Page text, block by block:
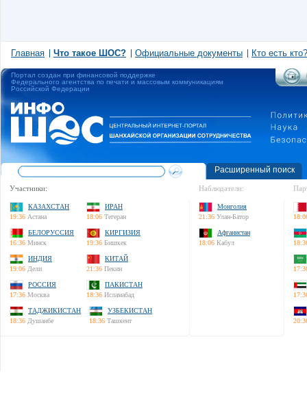
Главная Что такое ШОС? Официальные документы Кто есть кто?
Портал создан при финансовой поддержке
Федерального агентства по печати и массовым коммуникациям
Российской Федерации
Расширенный поиск
Участники:
КАЗАХСТАН
19:36 Астана
ИРАН
18:06 Тегеран
БЕЛОРУССИЯ
16:36 Минск
КИРГИЗИЯ
19:36 Бишкек
ИНДИЯ
19:06 Дели
КИТАЙ
21:36 Пекин
РОССИЯ
17:36 Москва
ПАКИСТАН
18:36 Исламабад
ТАДЖИКИСТАН
18:36 Душанбе
УЗБЕКИСТАН
18:36 Ташкент
Наблюдатели:
Монголия
21:36 Улан-Батор
Афганистан
18:06 Кабул